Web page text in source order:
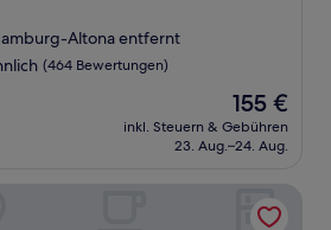
Altona entfernt
(464 Bewertungen)
Der
Preis
beträgt
155 €
inkl. Steuern & Gebühren
23. Aug.–24. Aug.